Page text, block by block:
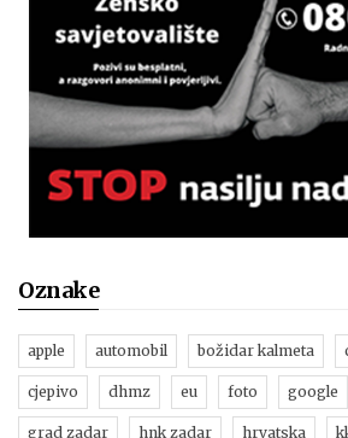
Oznake
apple automobil božidar kalmeta
cjepivo dhmz eu foto google
grad zadar hnk zadar hrvatska